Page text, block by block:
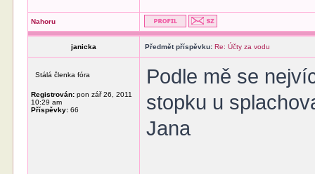
Nahoru
janicka Předmět příspěvku: Re: Účty za vodu
Stálá členka fóra
Registrován: pon zář 26, 2011
10:29 am
Příspěvky: 66
Podle mě se
stopku u
Jana